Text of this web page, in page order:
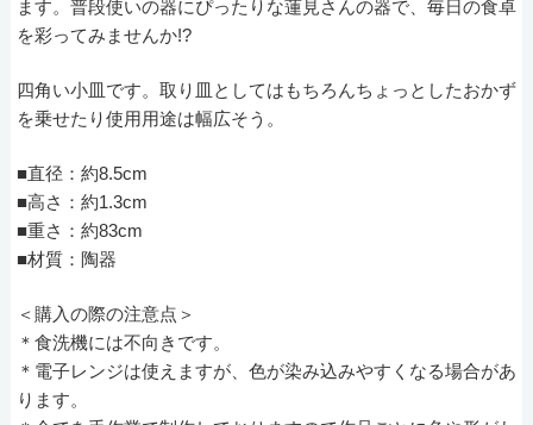
ます。普段使いの器にぴったりな蓮見さんの器で、毎日の食卓
を彩ってみませんか!?
四角い小皿です。取り皿としてはもちろんちょっとしたおかず
を乗せたり使用用途は幅広そう。
■直径：約8.5cm
■高さ：約1.3cm
■重さ：約83cm
■材質：陶器
＜購入の際の注意点＞
＊食洗機には不向きです。
＊電子レンジは使えますが、色が染み込みやすくなる場合があ
ります。